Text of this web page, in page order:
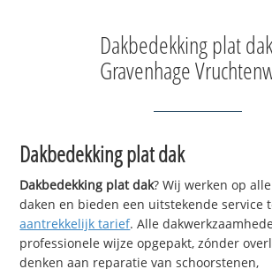
Dakbedekking plat
Gravenhage
Dakbedekking plat dak
Dakbedekking plat dak? Wij werken op
daken en bieden een uitstekende service
aantrekkelijk tarief. Alle
professionele wijze opgepakt, zónder
denken aan reparatie van schoorstenen,